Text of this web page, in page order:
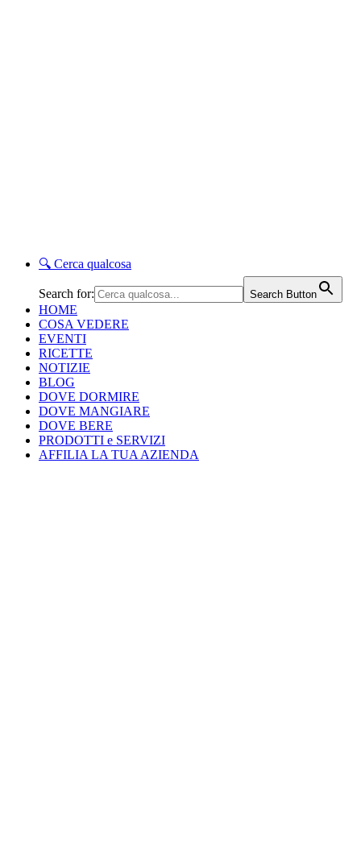
🔍 Cerca qualcosa
Search for: Search Button
HOME
COSA VEDERE
EVENTI
RICETTE
NOTIZIE
BLOG
DOVE DORMIRE
DOVE MANGIARE
DOVE BERE
PRODOTTI e SERVIZI
AFFILIA LA TUA AZIENDA